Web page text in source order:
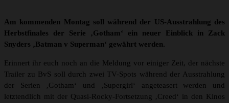
Am kommenden Montag soll während der US-Ausstrahlung des
Herbstfinales der Serie ‚Gotham‘ ein neuer Einblick in Zack
Snyders ‚Batman v Superman‘ gewährt werden.
Erinnert ihr euch noch an die Meldung vor einiger Zeit, der nächste
Trailer zu BvS soll durch zwei TV-Spots während der Ausstrahlung
der Serien ‚Gotham‘ und ‚Supergirl‘ angeteasert werden und
letztendlich mit der Quasi-Rocky-Fortsetzung ‚Creed‘ in den Kinos